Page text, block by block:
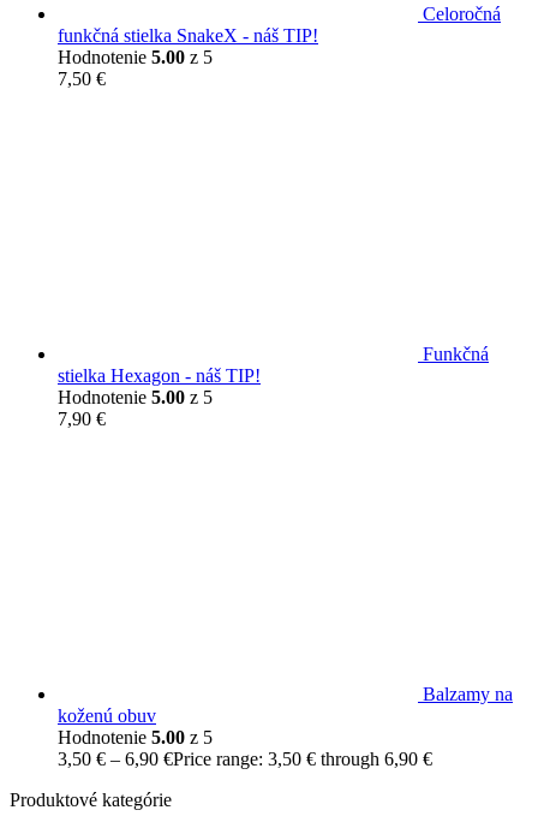
Celoročná
funkčná stielka SnakeX - náš TIP!
Hodnotenie 5.00 z 5
7,50 €
Funkčná
stielka Hexagon - náš TIP!
Hodnotenie 5.00 z 5
7,90 €
Balzamy na
koženú obuv
Hodnotenie 5.00 z 5
3,50 € – 6,90 €Price range: 3,50 € through 6,90 €
Produktové kategórie